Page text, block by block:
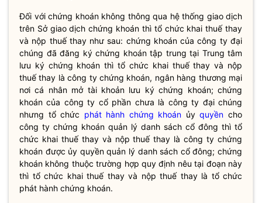
Đối với chứng khoán không thông qua hệ thống giao dịch
trên Sở giao dịch chứng khoán thì tổ chức khai thuế thay
và nộp thuế thay như sau: chứng khoán của công ty đại
chúng đã đăng ký chứng khoán tập trung tại Trung tâm
lưu ký chứng khoán thì tổ chức khai thuế thay và nộp
thuế thay là công ty chứng khoán, ngân hàng thương mại
nơi cá nhân mở tài khoản lưu ký chứng khoán; chứng
khoán của công ty cổ phần chưa là công ty đại chúng
nhưng tổ chức phát hành chứng khoán ủyquyền cho
công ty chứng khoán quản lý danh sách cổ đông thì tổ
chức khai thuế thay và nộp thuế thay là công ty chứng
khoán được ủy quyềnquản lý danh sách cổ đông; chứng
khoán không thuộc trường hợp quy định nêu tại đoạn này
thì tổ chức khai thuế thay và nộp thuế thay là tổ chức
phát hành chứng khoán.